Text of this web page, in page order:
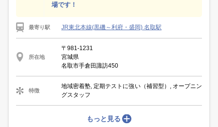
場です！
最寄り駅 JR東北本線(黒磯～利府・盛岡) 名取駅
所在地
〒981-1231
宮城県
名取市手倉田諏訪450
特徴
地域密着塾, 定期テストに強い（補習型）, オープニン
グスタッフ
もっと見る